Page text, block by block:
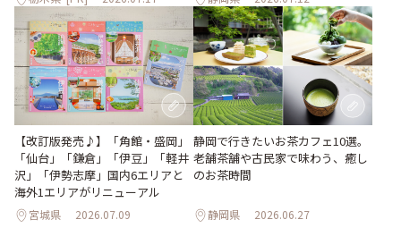
【改訂版発売♪】「角館・盛岡」
「仙台」「鎌倉」「伊豆」「軽井
沢」「伊勢志摩」国内6エリアと
海外1エリアがリニューアル
宮城県 2026.07.09
静岡で行きたいお茶カフェ10選。
老舗茶舗や古民家で味わう、癒し
のお茶時間
静岡県 2026.06.27